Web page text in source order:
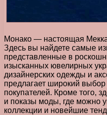
Монако — настоящая
Здесь вы найдете самые
представленные в
изысканных ювелирных
дизайнерских одежды и
предлагает широкий
покупателей. Кроме того,
и показы моды, где можно
коллекции и новейшие